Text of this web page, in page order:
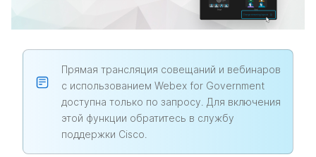
Прямая трансляция совещаний и вебинаров
с использованием Webex for Government
доступна только по запросу. Для включения
этой функции обратитесь в службу
поддержки Cisco.